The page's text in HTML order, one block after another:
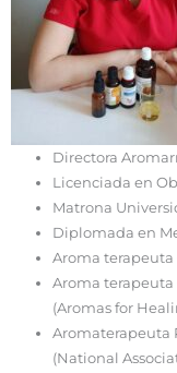
Directora
Licenciada en
Matrona
Diplomada en
Aroma terapeuta
Aroma terapeuta
(Aromas for
Aromaterapeuta
(National